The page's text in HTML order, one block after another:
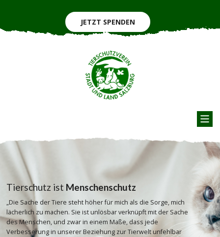
JETZT SPENDEN
Tierschutz ist Menschenschutz
„Die Sache der Tiere steht höher für mich als die Sorge, mich
lächerlich zu machen. Sie ist unlösbar verknüpft mit der Sache
des Menschen, und zwar in einem Maße, dass jede
Verbesserung in unserer Beziehung zur Tierwelt unfehlbar